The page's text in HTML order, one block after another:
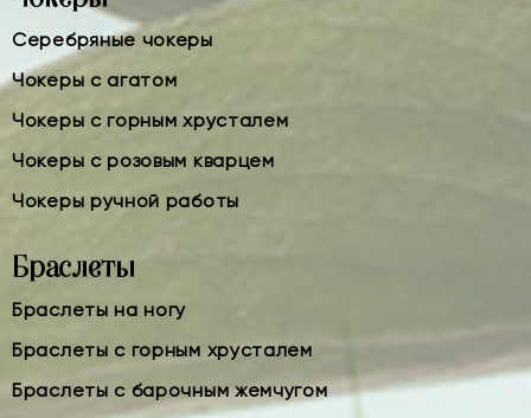
Серебряные чокеры
Чокеры с агатом
Чокеры с горным хрусталем
Чокеры с розовым кварцем
Чокеры ручной работы
Браслеты
Браслеты на ногу
Браслеты с горным хрусталем
Браслеты с барочным жемчугом